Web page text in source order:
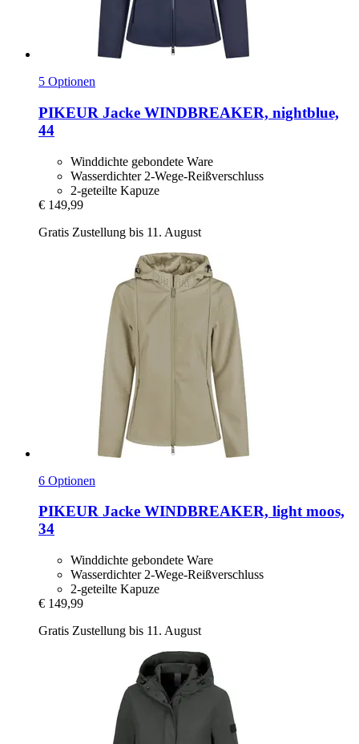
5 Optionen
PIKEUR Jacke WINDBREAKER, nightblue,
44
Winddichte gebondete Ware
Wasserdichter 2-Wege-Reißverschluss
2-geteilte Kapuze
€ 149,99
Gratis Zustellung bis 11. August
6 Optionen
PIKEUR Jacke WINDBREAKER, light moos,
34
Winddichte gebondete Ware
Wasserdichter 2-Wege-Reißverschluss
2-geteilte Kapuze
€ 149,99
Gratis Zustellung bis 11. August